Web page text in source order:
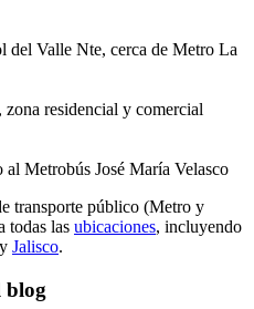
del Valle Nte, cerca de Metro La
residencial y comercial
al Metrobús José María Velasco
transporte público (Metro y
todas las ubicaciones, incluyendo
y Jalisco.
blog